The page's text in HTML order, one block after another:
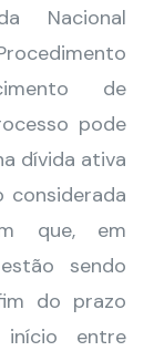
Nacional
de
pode
dívida ativa
considerada
que, em
sendo
do prazo
entre